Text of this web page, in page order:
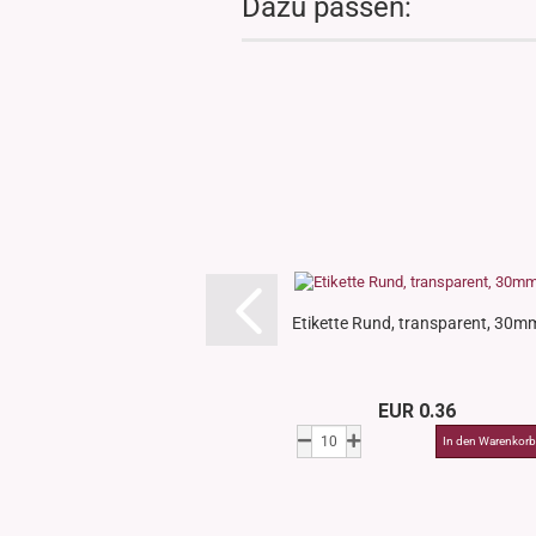
Dazu passen:
Etikette Rund, transparent,
EUR 0.36